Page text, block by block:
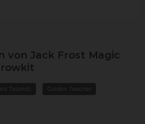
von Jack Frost Magic
Tatandi) Golden Teacher